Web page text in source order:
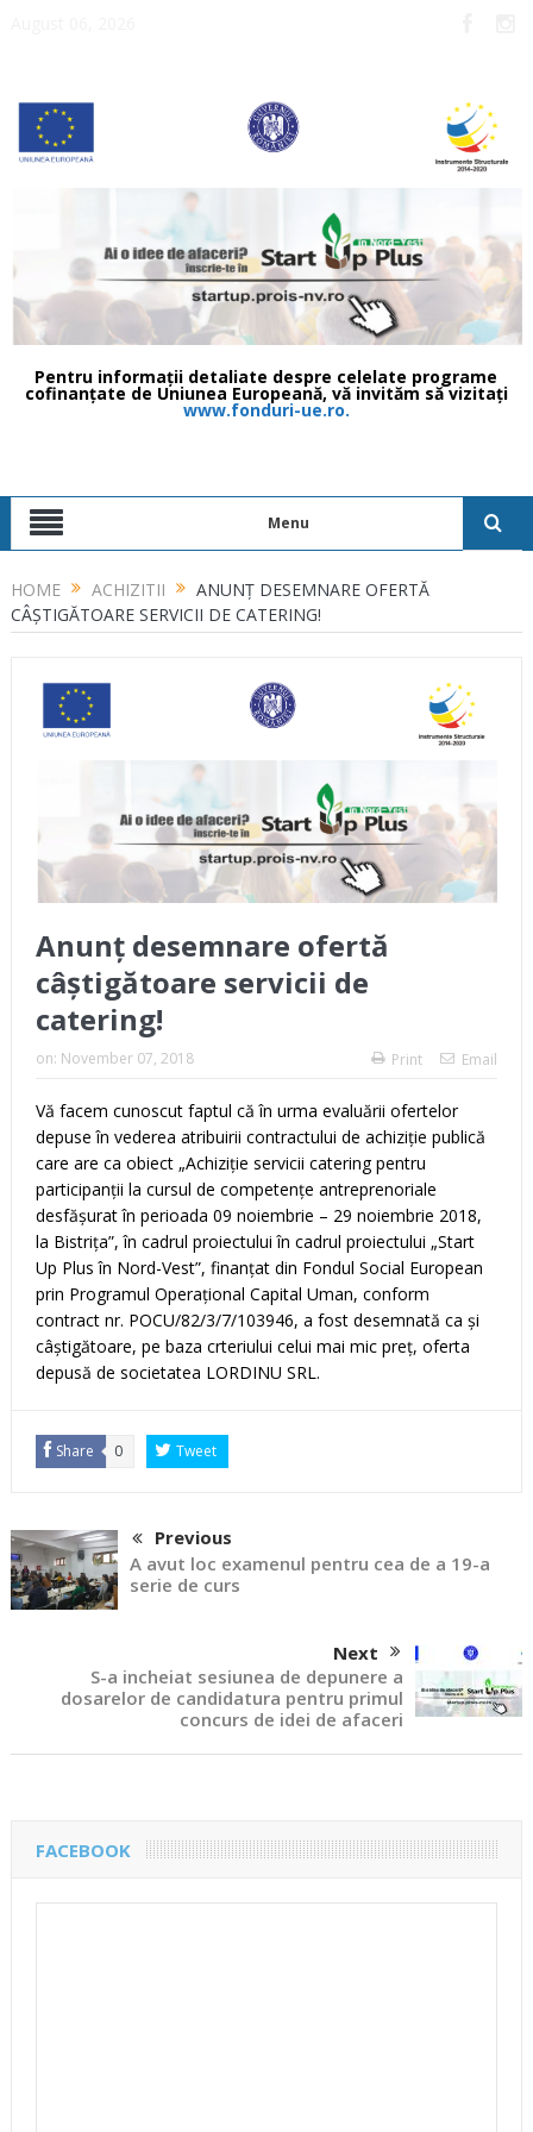
Pentru informații detaliate despre celelate programe
cofinanțate de Uniunea Europeană, vă invităm să vizitați
www.fonduri-ue.ro.
Menu
HOME ACHIZITII
ANUNȚ DESEMNARE OFERTĂ
CÂȘTIGĂTOARE SERVICII DE CATERING!
Anunț desemnare ofertă
câștigătoare servicii de
catering!
on: November 07, 2018 Print Email
Vă facem cunoscut faptul că în urma evaluării ofertelor
depuse în vederea atribuirii contractului de achiziție publică
care are ca obiect „Achiziție servicii catering pentru
participanții la cursul de competențe antreprenoriale
desfășurat în perioada 09 noiembrie – 29 noiembrie 2018,
la Bistrița”, în cadrul proiectului în cadrul proiectului „Start
Up Plus în Nord-Vest”, finanțat din Fondul Social European
prin Programul Operațional Capital Uman, conform
contract nr. POCU/82/3/7/103946, a fost desemnată ca și
câștigătoare, pe baza crteriului celui mai mic preț, oferta
depusă de societatea LORDINU SRL.
Share 0 Tweet
Previous
A avut loc examenul pentru cea de a 19-a
serie de curs
Next
S-a incheiat sesiunea de depunere a
dosarelor de candidatura pentru primul
concurs de idei de afaceri
FACEBOOK